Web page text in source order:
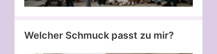
Welcher Schmuck passt zu mir?